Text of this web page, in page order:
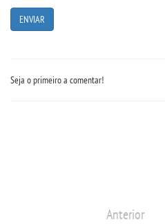
Seja o primeiro a comentar!
Anterior